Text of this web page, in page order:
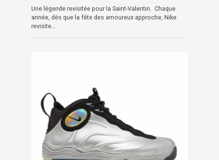
Une légende revisitée pour la Saint-Valentin. Chaque
année, dès que la fête des amoureux approche, Nike
revisite…